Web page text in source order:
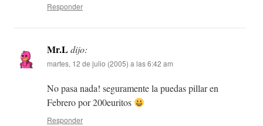
Responder
Mr.Ldijo:
martes, 12 de julio (2005) a las 6:42 am
No pasa nada! seguramente la puedas pillar en
Febrero por 200euritos
Responder